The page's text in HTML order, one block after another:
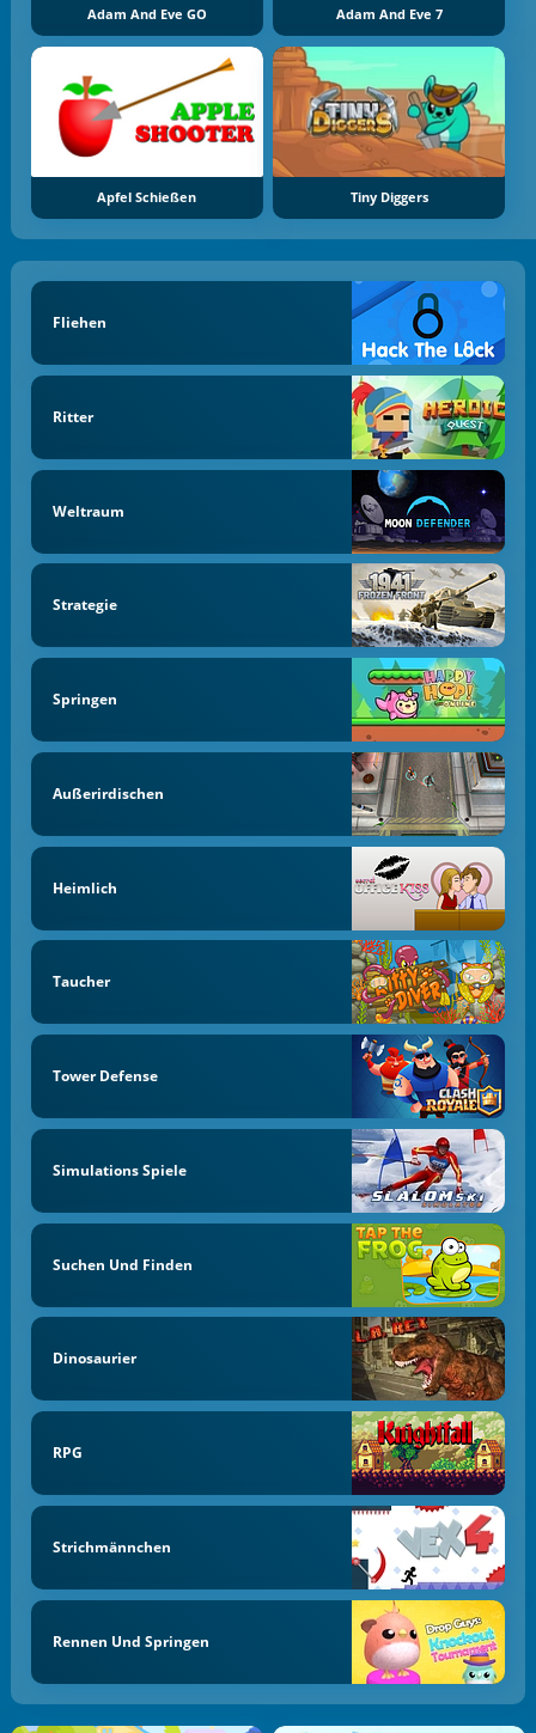
Adam And Eve GO Adam And Eve 7
Apfel Schießen Tiny Diggers
Fliehen
Ritter
Weltraum
Strategie
Springen
Außerirdischen
Heimlich
Taucher
Tower Defense
Simulations Spiele
Suchen Und Finden
Dinosaurier
RPG
Strichmännchen
Rennen Und Springen